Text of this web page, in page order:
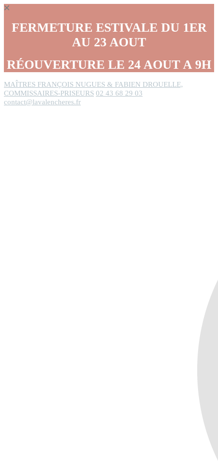
FERMETURE ESTIVALE DU 1ER
AU 23 AOUT
RÉOUVERTURE LE 24 AOUT A 9H
MAÎTRES FRANÇOIS NUGUES & FABIEN DROUELLE,
COMMISSAIRES-PRISEURS 02 43 68 29 03
contact@lavalencheres.fr
Panneau de gestion des cookies